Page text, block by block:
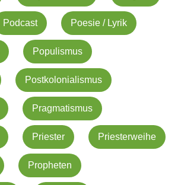
Podcast Poesie / Lyrik
Populismus
Postkolonialismus
Pragmatismus
Priester Priesterweihe
Propheten